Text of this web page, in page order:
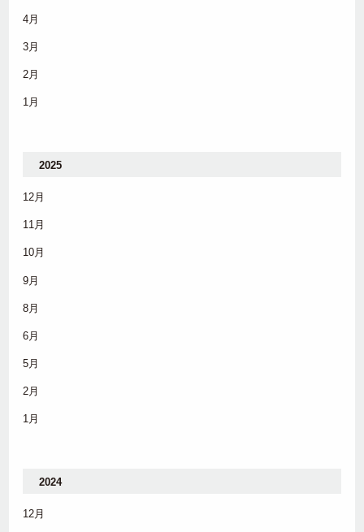
4月
3月
2月
1月
2025
12月
11月
10月
9月
8月
6月
5月
2月
1月
2024
12月